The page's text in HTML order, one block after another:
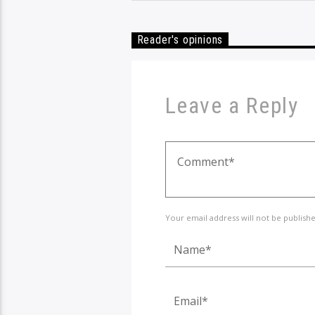
Reader's opinions
Leave a Reply
Your email address will not be